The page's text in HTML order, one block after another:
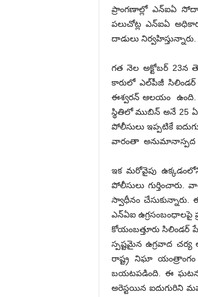
ప్రాంగణాల్లో ఎన్ఐఏ
పలుచోట్ల ఎన్‌ఐఏ
దాడులు
గత నెల అక్టోబర్ 23న
కారులో ఎల్‌పీజీ సిలిండర్
ఈశ్వరన్ ఆలయం
స్థితిలో ముబిన్ అనే 25
పోలీసులు ఇప్పటికే
వారంతా అనుమానాస్పద
ఇక మరోవైపు
పోలీసులు
స్వాధీనం
ఎన్ఏఐ ఉగ్రసంబంధాలపై
కోయంబత్తూరు సిలిండర్‌
స్పష్టమైన ఉగ్రవాద
రాష్ట్ర నిఘా
బయటపడింది. ఈ ఘటనతో
అరెస్టయిన ఐదుగురిని